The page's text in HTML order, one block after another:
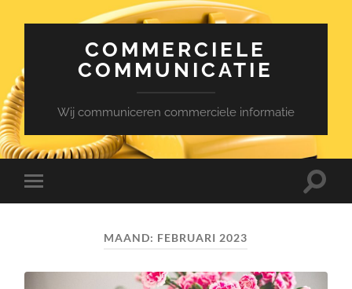
COMMERCIELE
COMMUNICATIE
Wij communiceren commerciele informatie
Toggle
mobiel
Toggle
MAAND: FEBRUARI 2023